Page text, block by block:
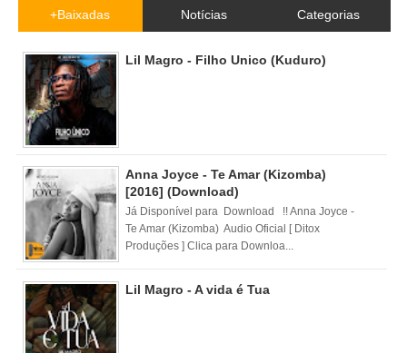
+Baixadas Notícias Categorias
Lil Magro - Filho Unico (Kuduro)
Anna Joyce - Te Amar (Kizomba)
[2016] (Download)
Já Disponível para Download !! Anna Joyce -
Te Amar (Kizomba) Audio Oficial [ Ditox
Produções ] Clica para Downloa...
Lil Magro - A vida é Tua